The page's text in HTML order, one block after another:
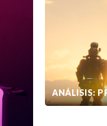
ANÁLISIS: